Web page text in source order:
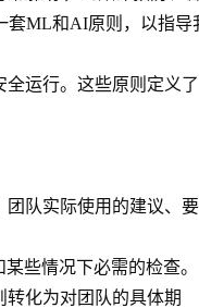
套ML和AI原则，以指导
运行。这些原则定义了
团队实际使用的建议、要
些情况下必需的检查。
化为对团队的具体期